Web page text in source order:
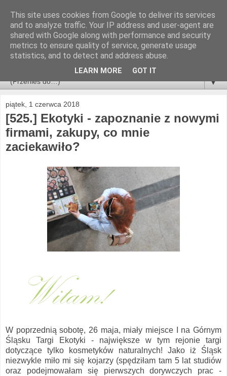
▼
piątek, 1 czerwca 2018
[525.] Ekotyki - zapoznanie z nowymi
firmami, zakupy, co mnie
zaciekawiło?
W poprzednią sobotę, 26 maja, miały miejsce I na Górnym
Śląsku Targi Ekotyki - największe w tym rejonie targi
dotyczące tylko kosmetyków naturalnych! Jako iż Śląsk
niezwykle miło mi się kojarzy (spędziłam tam 5 lat studiów
oraz podejmowałam się pierwszych dorywczych prac -
This site uses cookies from Google to deliver its services
and to analyze traffic. Your IP address and user-agent are
shared with Google along with performance and security
metrics to ensure quality of service, generate usage
statistics, and to detect and address abuse.
LEARN MORE GOT IT